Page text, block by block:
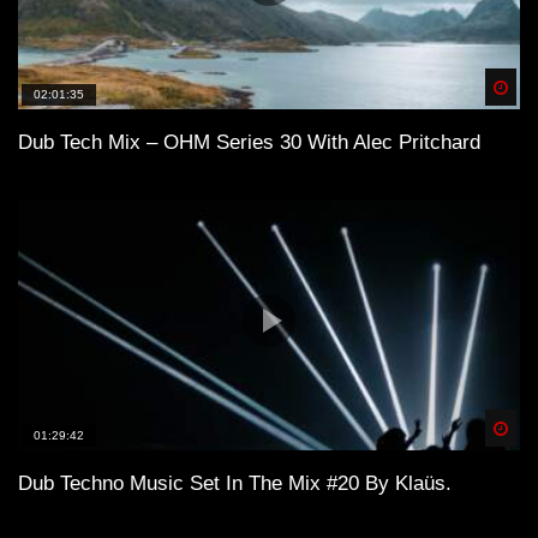
Awake
Dub Techno Music Set In The Mix # 32
Dub techno mix – KRIS DUBINSKY –
Muzaikfm 019
Industrial Dub Techno Liveset –
November 2022
02:01:35
Dub Tech Mix – OHM Series 30 With Alec Pritchard
01:29:42
Dub Techno Music Set In The Mix #20 By Klaüs.